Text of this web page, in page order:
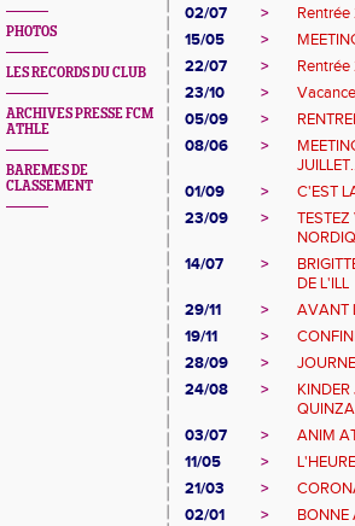
PHOTOS
LES RECORDS DU CLUB
ARCHIVES PRESSE FCM
ATHLE
BAREMES DE
CLASSEMENT
02/07 >
15/05
>
22/07
>
23/10
>
05/09
>
08/06
>
01/09
>
C'EST
23/09
>
14/07
>
DE L'ILL
29/11
>
AVANT
19/11
>
28/09
>
24/08
>
03/07
>
ANIM
11/05
>
21/03
>
02/01
>